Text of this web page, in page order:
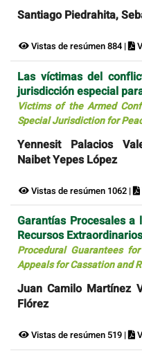
Santiago Piedrahita,
Vistas de resúmen 884 |
Las víctimas del
jurisdicción especial
Victims of the Armed
Special Jurisdiction for
Yennesit Palacios
Naibet Yepes López
Vistas de resúmen 1062 |
Garantías Procesales
Recursos
Procedural Guarantees
Appeals for Cassation and
Juan Camilo Martínez
Flórez
Vistas de resúmen 519 |